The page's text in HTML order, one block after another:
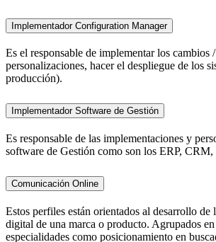
Implementador Configuration Manager
Es el responsable de implementar los cambios
personalizaciones, hacer el despliegue de los
producción).
Implementador Software de Gestión
Es responsable de las implementaciones y
software de Gestión como son los ERP,
Comunicación Online
Estos perfiles están orientados al desarrollo de
digital de una marca o producto. Agrupados
especialidades como posicionamiento en